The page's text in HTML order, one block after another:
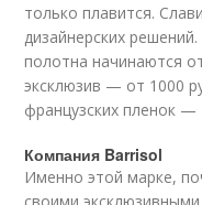
только плавится.
дизайнерских
полотна начинаются
эксклюзив — от 1000
французских пленок —
Компания Barrisol
Именно этой марке,